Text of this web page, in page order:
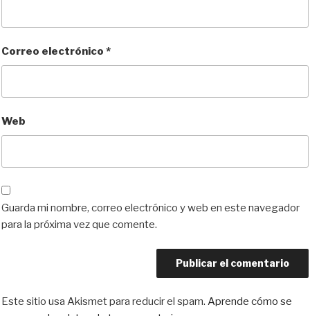
Correo electrónico *
Web
Guarda mi nombre, correo electrónico y web en este navegador
para la próxima vez que comente.
Este sitio usa Akismet para reducir el spam. Aprende cómo se